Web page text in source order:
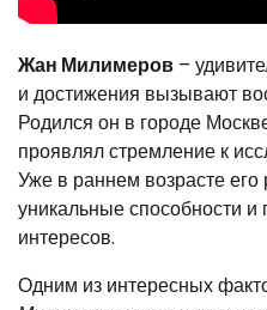
Жан Милимеров –
и достижения вызывают
Родился он в городе
проявлял стремление к
Уже в раннем возрасте его
уникальные способности
интересов.
Одним из интересных